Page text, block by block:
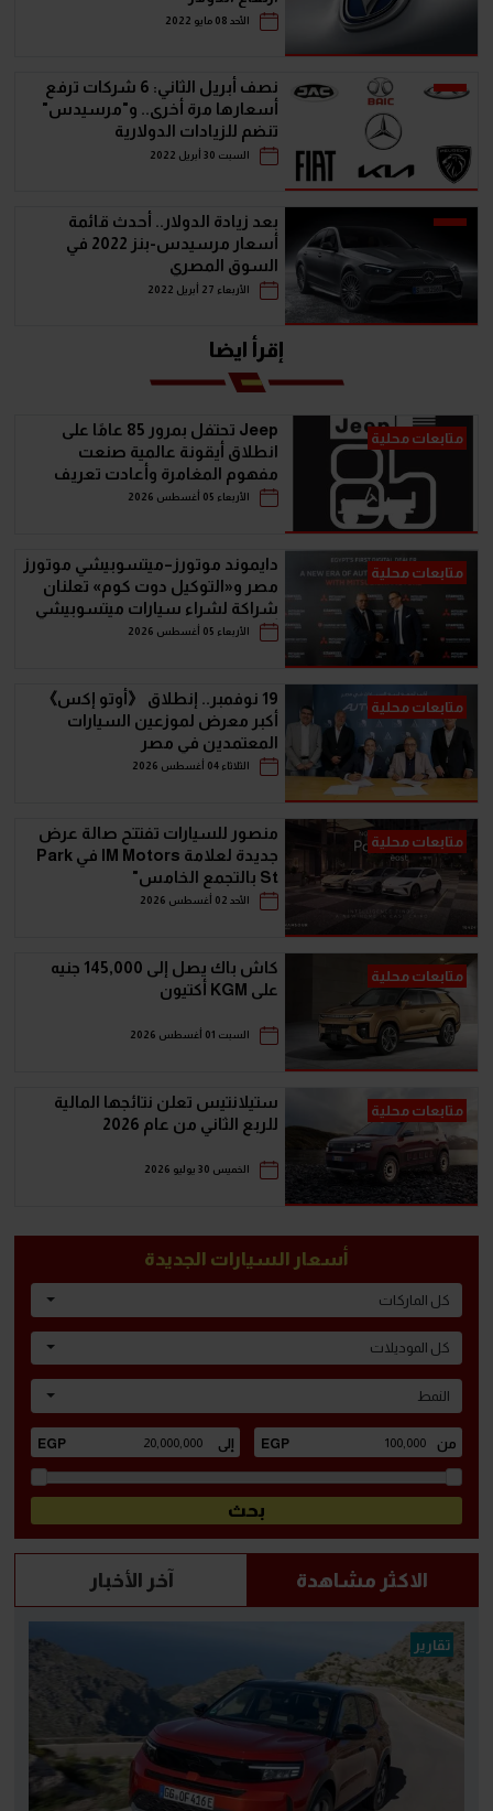
الأحد 08 مايو 2022
نصف أبريل الثاني: 6 شركات ترفع
أسعارها مرة أخرى.. و"مرسيدس"
تنضم للزيادات الدولارية
السبت 30 أبريل 2022
بعد زيادة الدولار.. أحدث قائمة
أسعار مرسيدس-بنز 2022 في
السوق المصري
الأربعاء 27 أبريل 2022
إقرأ ايضا
متابعات محلية
Jeep تحتفل بمرور 85 عامًا على
انطلاق أيقونة عالمية صنعت
مفهوم المغامرة وأعادت تعريف
سيارات الـ SUV
الأربعاء 05 أغسطس 2026
متابعات محلية
دايموند موتورز–ميتسوبيشي موتورز
مصر و«التوكيل دوت كوم» تعلنان
شراكة لشراء سيارات ميتسوبيشي
أونلاين
الأربعاء 05 أغسطس 2026
متابعات محلية
19 نوفمبر.. إنطلاق 《أوتو إكس》
أكبر معرض لموزعين السيارات
المعتمدين في مصر
الثلاثاء 04 أغسطس 2026
متابعات محلية
منصور للسيارات تفتتح صالة عرض
جديدة لعلامة IM Motors في Park
St بالتجمع الخامس"
الأحد 02 أغسطس 2026
متابعات محلية
كاش باك يصل إلى 145,000 جنيه
على KGM أكتيون
السبت 01 أغسطس 2026
متابعات محلية
ستيلانتيس تعلن نتائجها المالية
للربع الثاني من عام 2026
الخميس 30 يوليو 2026
أسعار السيارات الجديدة
كل الماركات
كل الموديلات
النمط
الاكثر مشاهدة آخر الأخبار
تقارير